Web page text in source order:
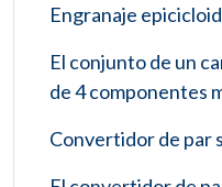
Engranaje
El conjunto de un
de 4 componentes
Convertidor de par